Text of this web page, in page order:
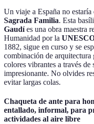
Un viaje a España no
Sagrada Familia. Esta
Gaudíes una obra maestra
Humanidad por la
1882, sigue en curso y se
combinación de
colores vibrantes a través de
impresionante. No olvides
evitar largas colas.
Chaqueta de ante para
entallado, informal, para
actividades al aire libre